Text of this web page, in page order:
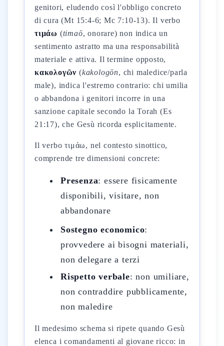
genitori, eludendo così l'obbligo concreto
di cura (Mt 15:4-6; Mc 7:10-13). Il verbo
τιμάω (timaō, onorare) non indica un
sentimento astratto ma una responsabilità
materiale e attiva. Il termine opposto,
κακολογῶν (kakologōn, chi maledice/parla
male), indica l'estremo contrario: chi umilia
o abbandona i genitori incorre in una
sanzione capitale secondo la Torah (Es
21:17), che Gesù ricorda esplicitamente.
Il verbo τιμάω, nel contesto sinottico,
comprende tre dimensioni concrete:
Presenza: essere fisicamente
disponibili, visitare, non
abbandonare
Sostegno economico:
provvedere ai bisogni materiali,
non delegare a terzi
Rispetto verbale: non umiliare,
non contraddire pubblicamente,
non maledire
Il medesimo schema si ripete quando Gesù
elenca i comandamenti al giovane ricco: in